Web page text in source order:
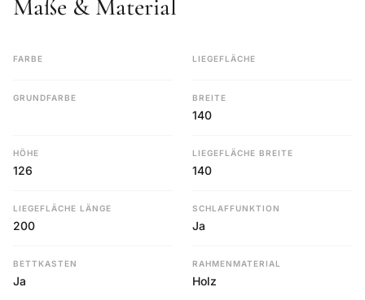
Maße & Material
FARBE LIEGEFLÄCHE
GRUNDFARBE BREITE
140
HÖHE
126
LIEGEFLÄCHE BREITE
140
LIEGEFLÄCHE LÄNGE
200
SCHLAFFUNKTION
Ja
BETTKASTEN
Ja
RAHMENMATERIAL
Holz